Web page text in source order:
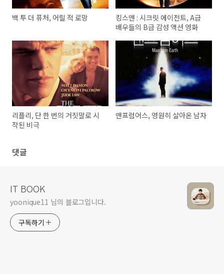
백 투 더 퓨처, 어릴 적 로망
킹스맨 : 시크릿 에이전트, A급
배우들의 B급 감성 액션 영화
리플리, 단 한 번의 거짓말로 시
작된 비극
맨프럼어스, 영원히 살아온 남자
댓글
IT BOOK
yoonique11 님의 블로그입니다.
구독하기